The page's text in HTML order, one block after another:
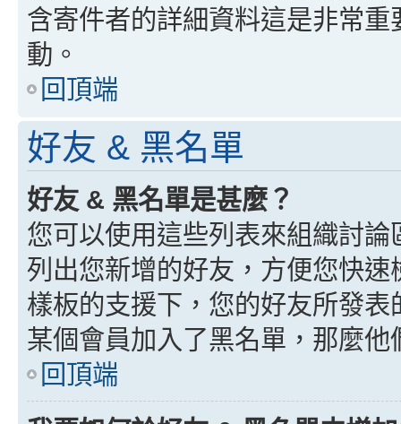
含寄件者的詳細資料這是非常
動。
回頂端
好友 & 黑名單
好友 & 黑名單是甚麼？
您可以使用這些列表來組織討
列出您新增的好友，方便您快
樣板的支援下，您的好友所發
某個會員加入了黑名單，那麼
回頂端